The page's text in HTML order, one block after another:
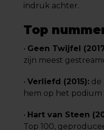
indruk achter.
Top
• Geen Twijfel
zijn meest
• Verliefd (2015): de
hem op het
• Hart van Steen
Top 100,